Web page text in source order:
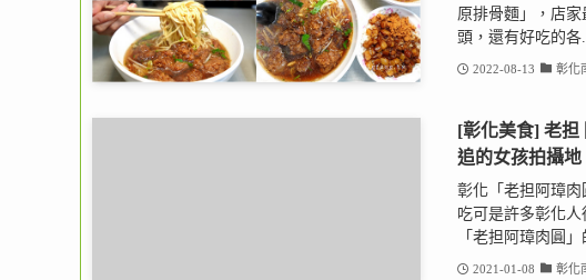
原排骨麵」，店
頭，還有好吃的各...
2022-08-13 彰化
[彰化美食] 老担
追的女孩拍攝地
彰化「老担阿璋
吃可是許多彰化
「老担阿璋肉圓」
2021-01-08 彰化